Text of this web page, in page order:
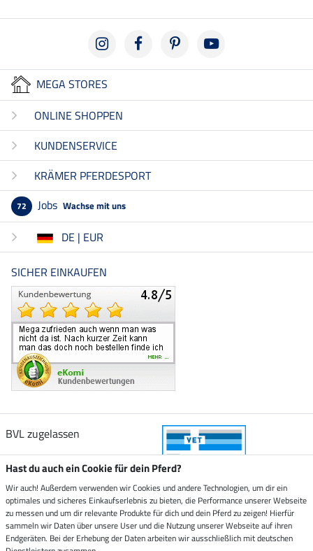
MEGA STORES
ONLINE SHOPPEN
KUNDENSERVICE
KRÄMER PFERDESPORT
72 Jobs Wachse mit uns
DE | EUR
SICHER EINKAUFEN
BVL zugelassen
Zustellung durch
Sicher bezahlen mit
Hast du auch ein Cookie für dein Pferd?
Wir auch! Außerdem verwenden wir Cookies und andere Technologien, um dir ein
optimales und sicheres Einkaufserlebnis zu bieten, die Performance unserer Webseite
zu messen und um dir relevante Produkte für dich und dein Pferd zu zeigen! Hierfür
sammeln wir Daten über unsere User und die Nutzung unserer Webseite auf ihren
Endgeräten. Bei der Erhebung der Daten arbeiten wir ausschließlich mit deutschen